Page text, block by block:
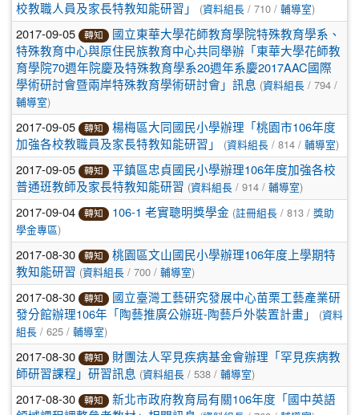
校教職人員及家長特教知能研習」
(資料組長 / 710 / 輔導室)
2017-09-05 轉知
國立東華大學花師教育學院特殊教育學系、
特殊教育中心與原住民族教育中心共同舉辦「東華大學花師教
育學院70週年院慶及特殊教育學系20週年系慶2017AAC國際
學術研討會暨兩岸特殊教育學術研討會」訊息 (資料組長 / 794 /
輔導室)
2017-09-05 轉知
楊梅區大同國民小學辦理「桃園市106年度
加強各校教職員及家長特教知能研習」
(資料組長 / 814 / 輔導室)
2017-09-05 轉知
平鎮區忠貞國民小學辦理106年度加強各校
普通班教師及家長特教知能研習 (資料組長 / 914 / 輔導室)
2017-09-04 轉知 106-1 老實聰明獎學金 (註冊組長 / 813 / 獎助
學金專區)
2017-08-30 轉知
桃園區文山國民小學辦理106年度上學期特
教知能研習 (資料組長 / 700 / 輔導室)
2017-08-30 轉知
國立臺灣工藝研究發展中心苗栗工藝產業研
發分館辦理106年「陶藝推廣公辦班-陶藝戶外裝置計畫」
(資料
組長 / 625 / 輔導室)
2017-08-30 轉知
財團法人罕見疾病基金會辦理「罕見疾病教
師研習課程」研習訊息 (資料組長 / 538 / 輔導室)
2017-08-30 轉知
新北市政府教育局有關106年度「國中英語